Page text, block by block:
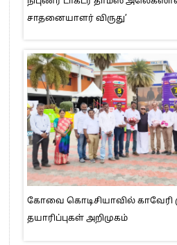
சாதனையாளர் விருது’
கோவை கொடிசியாவில் காவேரி
தயாரிப்புகள் அறிமுகம்